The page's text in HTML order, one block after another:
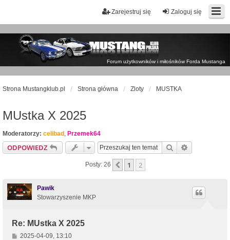
Zaloguj się
Zarejestruj się
Forum użytkowników i miłośników Forda Mustanga
Strona Mustangklub.pl Strona główna Zloty MUSTKA
MUstka X 2025
Moderatorzy: celibad, Przemek64
ODPOWIEDZ Szukaj
Posty: 26 Poprzednia
1 2
Pawik
Stowarzyszenie MKP
Re: MUstka X 2025
P2025-04-09, 13:10